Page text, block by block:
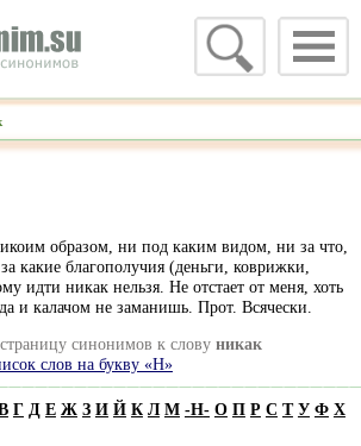
образом, ни под каким видом, ни за что,
какие благополучия (деньги, коврижки,
идти никак нельзя. Не отстает от меня, хоть
и калачом не заманишь. Прот. Всячески.
синонимов к слову никак
слов на букву «Н»
Г Д Е Ж З И Й К Л М -Н- О П Р С Т У Ф Х